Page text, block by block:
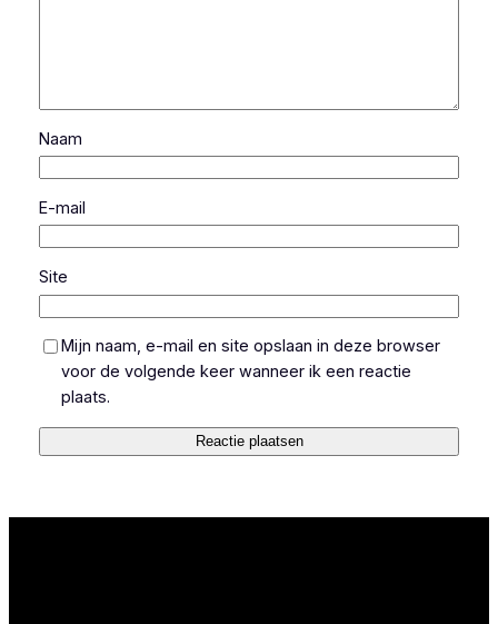
Naam
E-mail
Site
Mijn naam, e-mail en site opslaan in deze browser
voor de volgende keer wanneer ik een reactie
plaats.